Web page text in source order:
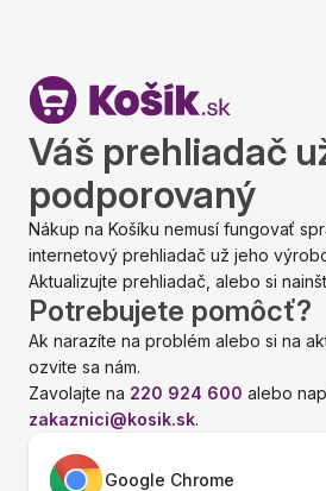
Váš prehliadač
podporovaný
Nákup na Košíku nemusí fungovať
internetový prehliadač už jeho
Aktualizujte prehliadač, alebo si
Potrebujete pomôcť?
Ak narazíte na problém alebo si na
ozvite sa nám.
Zavolajte na 220 924 600 alebo
zakaznici@kosik.sk.
Google Chrome